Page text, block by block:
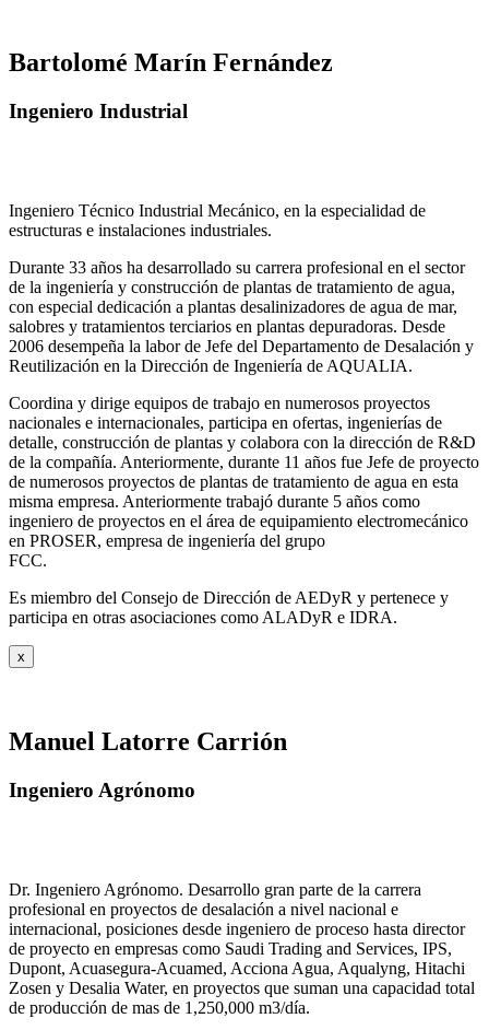
Bartolomé Marín Fernández
Ingeniero Industrial
Ingeniero Técnico Industrial Mecánico, en la especialidad de
estructuras e instalaciones industriales.
Durante 33 años ha desarrollado su carrera profesional en el sector
de la ingeniería y construcción de plantas de tratamiento de agua,
con especial dedicación a plantas desalinizadores de agua de mar,
salobres y tratamientos terciarios en plantas depuradoras. Desde
2006 desempeña la labor de Jefe del Departamento de Desalación y
Reutilización en la Dirección de Ingeniería de AQUALIA.
Coordina y dirige equipos de trabajo en numerosos proyectos
nacionales e internacionales, participa en ofertas, ingenierías de
detalle, construcción de plantas y colabora con la dirección de R&D
de la compañía. Anteriormente, durante 11 años fue Jefe de proyecto
de numerosos proyectos de plantas de tratamiento de agua en esta
misma empresa. Anteriormente trabajó durante 5 años como
ingeniero de proyectos en el área de equipamiento electromecánico
en PROSER, empresa de ingeniería del grupo
FCC.
Es miembro del Consejo de Dirección de AEDyR y pertenece y
participa en otras asociaciones como ALADyR e IDRA.
x
Manuel Latorre Carrión
Ingeniero Agrónomo
Dr. Ingeniero Agrónomo. Desarrollo gran parte de la carrera
profesional en proyectos de desalación a nivel nacional e
internacional, posiciones desde ingeniero de proceso hasta director
de proyecto en empresas como Saudi Trading and Services, IPS,
Dupont, Acuasegura-Acuamed, Acciona Agua, Aqualyng, Hitachi
Zosen y Desalia Water, en proyectos que suman una capacidad total
de producción de mas de 1,250,000 m3/día.